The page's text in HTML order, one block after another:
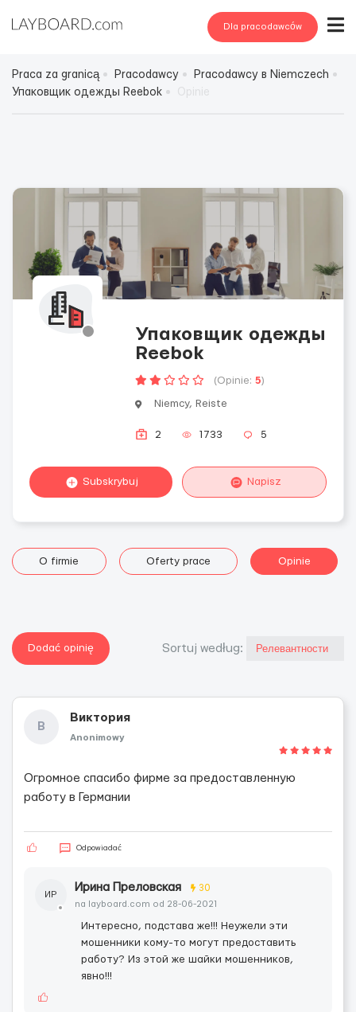
Dla pracodawców
Praca za granicą Pracodawcy
Pracodawcy в Niemczech
Упаковщик одежды Reebok
Упаковщик одежды
Reebok
(Opinie: 5)
Niemcy, Reiste
2 1733 5
Subskrybuj Napisz
O firmie Oferty prace Opinie
Dodać opinię Sortuj według:
В
Виктория
Anonimowy
Огромное спасибо фирме за предоставленную
работу в Германии
Odpowiadać
ИР
Ирина Преловская 30
na layboard.com od 28-06-2021
Интересно, подстава же!!! Неужели эти
мошенники кому-то могут предоставить
работу? Из этой же шайки мошенников,
явно!!!